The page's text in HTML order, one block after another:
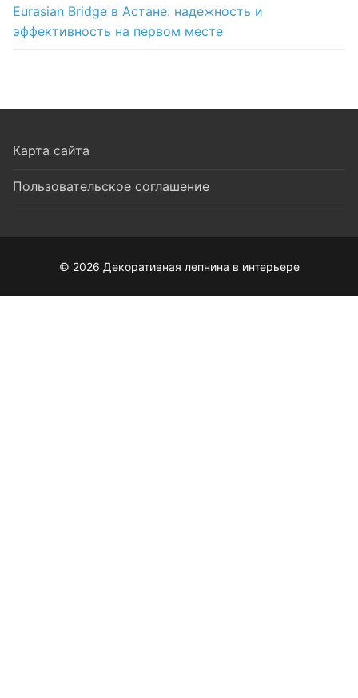
Eurasian Bridge в Астане: надежность и
эффективность на первом месте
Карта сайта
Пользовательское соглашение
© 2026 Декоративная лепнина в интерьере